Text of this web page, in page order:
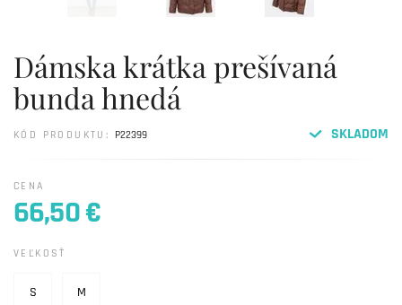
Dámska krátka prešívaná
bunda hnedá
SKLADOM
KÓD PRODUKTU: P22399
CENA
66,50 €
VEĽKOSŤ
S M